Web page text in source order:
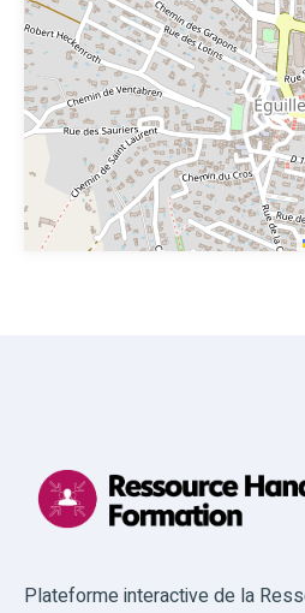
Plateforme interactive de la